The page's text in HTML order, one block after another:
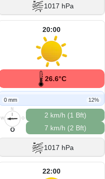
1017 hPa
20:00
26.6°C
0 mm 12%
N
O
S
W
O
2 km/h (1 Bft)
7 km/h (2 Bft)
1017 hPa
22:00